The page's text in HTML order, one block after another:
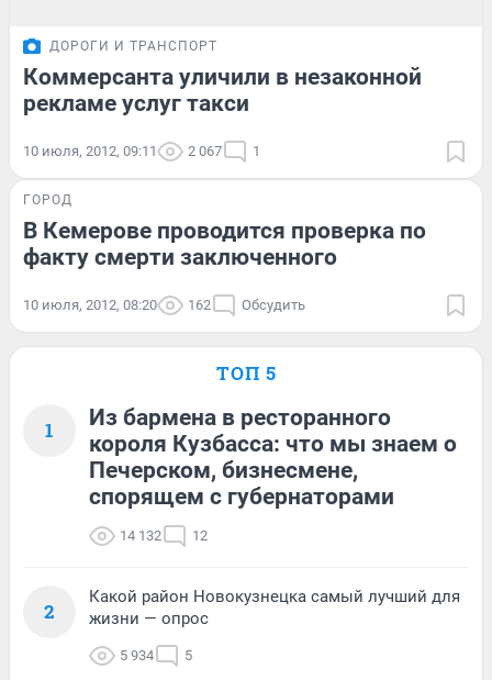
ДОРОГИ И ТРАНСПОРТ
Коммерсанта уличили в незаконной
рекламе услуг такси
10 июля, 2012, 09:11 2 067 1
ГОРОД
В Кемерове проводится проверка по
факту смерти заключенного
10 июля, 2012, 08:20 162 Обсудить
ТОП 5
1
Из бармена в ресторанного
короля Кузбасса: что мы знаем о
Печерском, бизнесмене,
спорящем с губернаторами
14 132 12
2
Какой район Новокузнецка самый лучший для
жизни — опрос
5 934 5